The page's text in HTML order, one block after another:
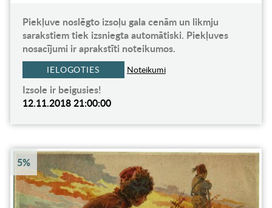
Piekļuve noslēgto izsoļu gala cenām un likmju
sarakstiem tiek izsniegta automātiski. Piekļuves
nosacījumi ir aprakstīti noteikumos.
IELOGOTIES Noteikumi
Izsole ir beigusies!
12.11.2018 21:00:00
5%